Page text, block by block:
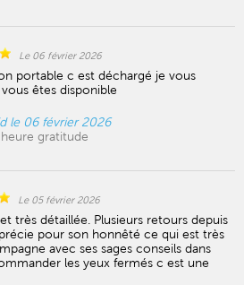
Le 06 février 2026
portable c est déchargé je vous
êtes disponible
le 06 février 2026
gratitude
Le 05 février 2026
très détaillée. Plusieurs retours depuis
pour son honnêté ce qui est très
avec ses sages conseils dans
les yeux fermés c est une